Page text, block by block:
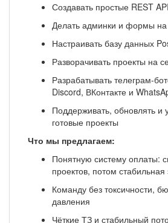
Создавать простые REST
Делать админки и формы на
Настраивать базу данных
Разворачивать проекты на
Разрабатывать телеграм-
Discord, ВКонтакте и
Поддерживать, обновлять и
готовые проекты
Что мы предлагаем:
Понятную систему оплаты:
проектов, потом стабильная
Команду без токсичности,
давления
Чёткие ТЗ и стабильный